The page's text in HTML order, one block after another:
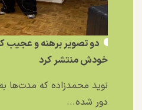
دو تصویر برهنه و عجیب
خودش منتشر کرد
نوید محمدزاده که مدت‌ها
دور شده...